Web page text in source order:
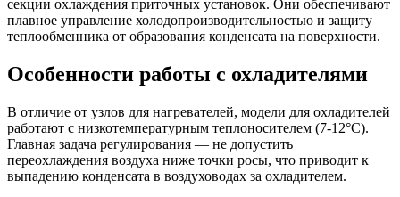
секции охлаждения приточных установок. Они обеспечивают
плавное управление холодопроизводительностью и защиту
теплообменника от образования конденсата на поверхности.
Особенности работы с охладителями
В отличие от узлов для нагревателей, модели для охладителей
работают с низкотемпературным теплоносителем (7-12°C).
Главная задача регулирования — не допустить
переохлаждения воздуха ниже точки росы, что приводит к
выпадению конденсата в воздуховодах за охладителем.